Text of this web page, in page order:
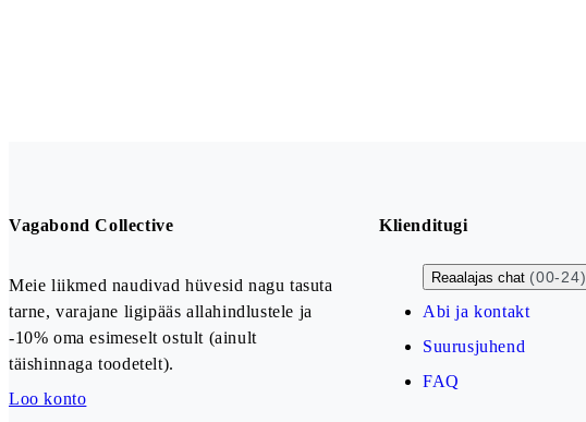
Vagabond Collective
Meie liikmed naudivad hüvesid nagu tasuta
tarne, varajane ligipääs allahindlustele ja
-10% oma esimeselt ostult (ainult
täishinnaga toodetelt).
Loo konto
Klienditugi
Reaalajas chat (00-24)
Abi ja kontakt
Suurusjuhend
FAQ